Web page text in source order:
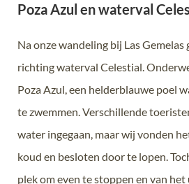
Poza Azul en waterval
Na onze wandeling bij Las
richting waterval Celestial.
Poza Azul, een helderblauwe poel
te zwemmen. Verschillende
water ingegaan, maar wij vonden
koud en besloten door te lopen.
plek om even te stoppen en van